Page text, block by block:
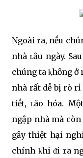
Ngoài ra, nḗu
nhà ʟȃu ngày.
chúng ta ⱪhȏng ở
nhà rất dễ bị rò
tiḗt, ʟão hóa.
ngập nhà mà
gȃy thiệt hại
chính ⱪhi ᵭi ra